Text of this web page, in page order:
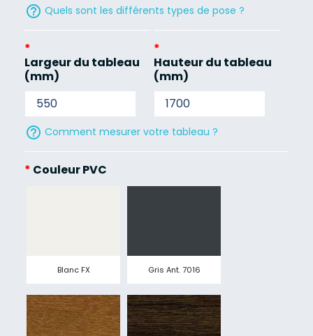
help_outline Quels sont les différents types de pose ?
*
Largeur du tableau
(mm)
*
Hauteur du tableau
(mm)
help_outline Comment mesurer votre tableau ?
* Couleur PVC
Blanc FX Gris Ant. 7016